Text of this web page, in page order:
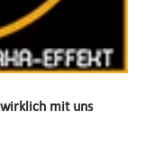
wirklich mit uns